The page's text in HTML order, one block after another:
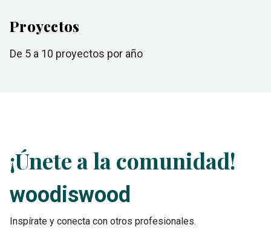
Proyectos
de 5 a 10 proyectos por año
¡Únete a la comunidad!
woodiswood
Inspírate y conecta con otros profesionales.